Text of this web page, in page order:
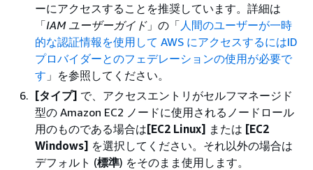
ーにアクセスすることを推奨しています。詳細は
「IAM ユーザーガイド」の「 人間のユーザーが一時
的な認証情報を使用して AWS にアクセスするにはID
プロバイダーとのフェデレーションの使用が必要で
す 」を参照してください。
[タイプ] で、アクセスエントリがセルフマネージド
型の Amazon EC2 ノードに使用されるノードロール
用のものである場合は[EC2 Linux] または [EC2
Windows] を選択してください。それ以外の場合は
デフォルト (標準) をそのまま使用します。